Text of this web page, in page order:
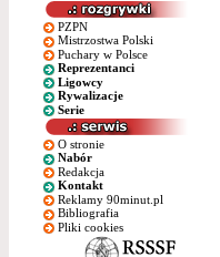
PZPN
Mistrzostwa Polski
Puchary w Polsce
Reprezentanci
Ligowcy
Rywalizacje
Serie
O stronie
Nabór
Redakcja
Kontakt
Reklamy 90minut.pl
Bibliografia
Pliki cookies